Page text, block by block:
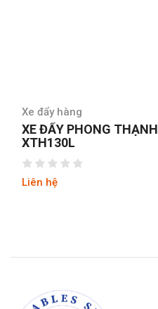
Xe đẩy hàng
XE ĐẨY PHONG THẠNH
XTH130T
Liên hệ